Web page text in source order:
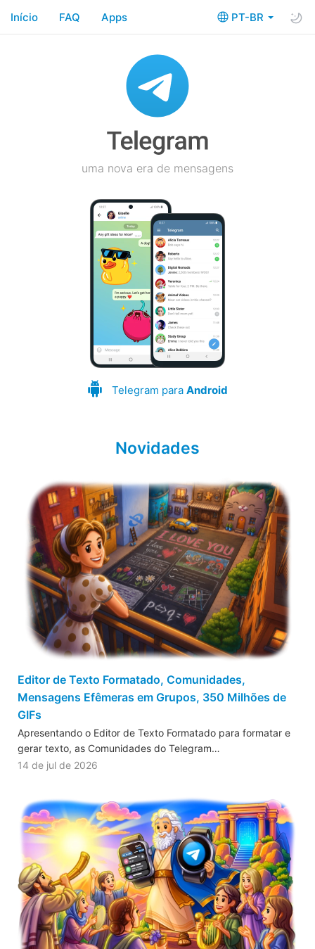
PT-BR
Início FAQ Apps
uma nova era de mensagens
Telegram para Android
Novidades
Editor de Texto Formatado, Comunidades,
Mensagens Efêmeras em Grupos, 350 Milhões de
GIFs
Apresentando o Editor de Texto Formatado para formatar e
gerar texto, as Comunidades do Telegram…
14 de jul de 2026